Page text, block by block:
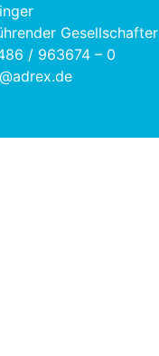
Gesellschafter
/ 963674 – 0